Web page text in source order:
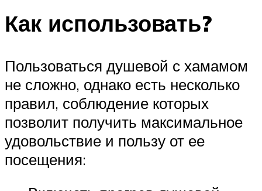
Как использовать?
Пользоваться душевой с хамамом
не сложно, однако есть несколько
правил, соблюдение которых
позволит получить максимальное
удовольствие и пользу от ее
посещения: